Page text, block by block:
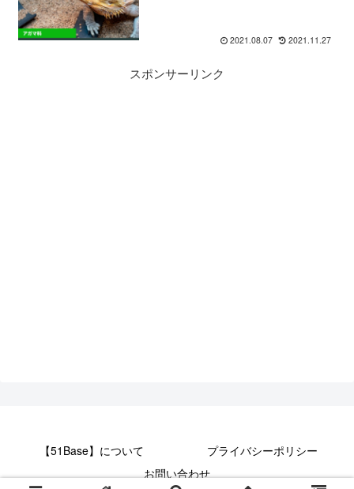
2021.08.07 2021.11.27
スポンサーリンク
【51Base】について
プライバシーポリシー
お問い合わせ